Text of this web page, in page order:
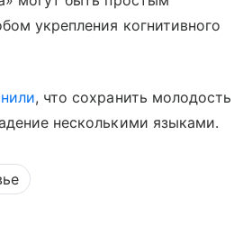
укрепления когнитивного
, что сохранить молодость
несколькими языками.